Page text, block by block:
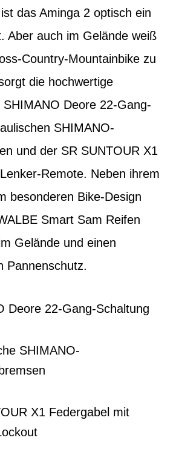
das Aminga 2 optisch ein
Aber auch im Gelände weiß
Country-Mountainbike zu
die hochwertige
Deore 22-Gang-
SHIMANO-
und der SR SUNTOUR X1
Remote. Neben ihrem
besonderen Bike-Design
Smart Sam Reifen
Gelände und einen
Pannenschutz.
Deore 22-Gang-Schaltung
SHIMANO-
X1 Federgabel mit